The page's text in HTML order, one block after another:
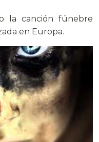
la canción fúnebre
en Europa.